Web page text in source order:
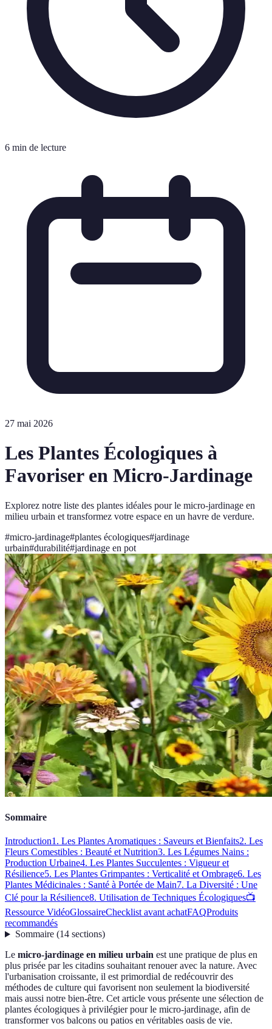
6 min de lecture
27 mai 2026
Les Plantes Écologiques à
Favoriser en Micro-Jardinage
Explorez notre liste des plantes idéales pour le micro-jardinage en
milieu urbain et transformez votre espace en un havre de verdure.
#micro-jardinage#plantes écologiques#jardinage
urbain#durabilité#jardinage en pot
Sommaire
Introduction1. Les Plantes Aromatiques : Saveurs et Bienfaits2. Les
Fleurs Comestibles : Beauté et Nutrition3. Les Légumes Nains :
Production Urbaine4. Les Plantes Succulentes : Vigueur et
Résilience5. Les Plantes Grimpantes : Verticalité et Ombrage6. Les
Plantes Médicinales : Santé à Portée de Main7. La Diversité : Une
Clé pour la Résilience8. Utilisation de Techniques Écologiques📺
Ressource VidéoGlossaireChecklist avant achatFAQProduits
recommandés
Sommaire(14 sections)
Le micro-jardinage en milieu urbain est une pratique de plus en
plus prisée par les citadins souhaitant renouer avec la nature. Avec
l'urbanisation croissante, il est primordial de redécouvrir des
méthodes de culture qui favorisent non seulement la biodiversité
mais aussi notre bien-être. Cet article vous présente une sélection de
plantes écologiques à privilégier pour le micro-jardinage, afin de
transformer vos balcons ou patios en véritables oasis de vie.